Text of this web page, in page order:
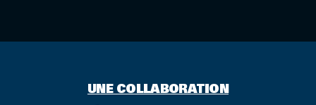
UNE COLLABORATION